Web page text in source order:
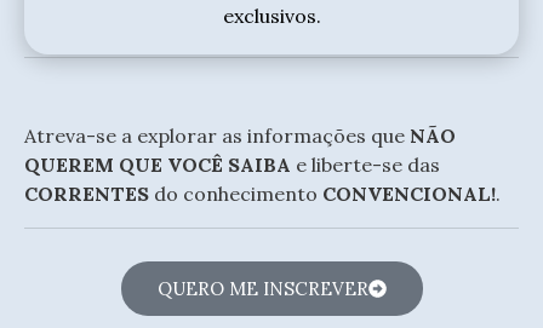
exclusivos.
Atreva-se a explorar as informações que NÃO
QUEREM QUE VOCÊ SAIBA e liberte-se das
CORRENTES do conhecimento CONVENCIONAL!.
QUERO ME INSCREVER